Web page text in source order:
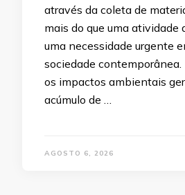
através da coleta de
mais do que uma atividade
uma necessidade urgente
sociedade contemporânea.
os impactos ambientais
acúmulo de …
AGOSTO 6, 2026